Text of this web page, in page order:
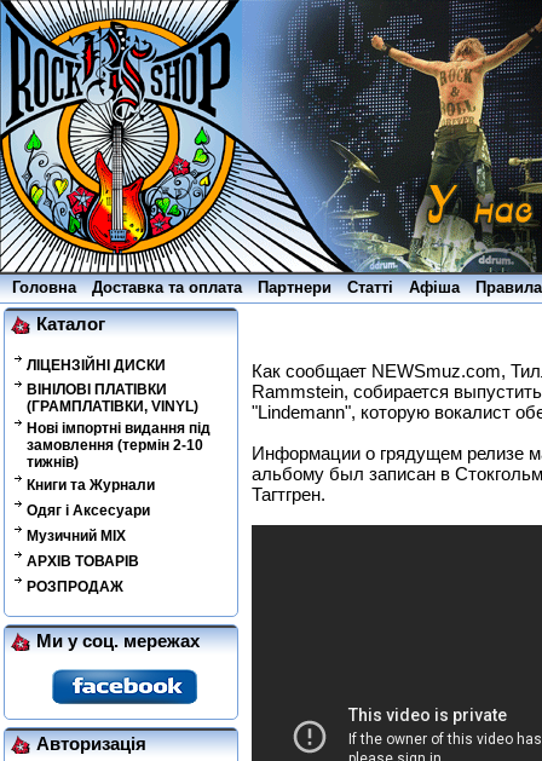
Головна Доставка та оплата Партнери Статті Афіша
Каталог
ЛІЦЕНЗІЙНІ ДИСКИ
ВІНІЛОВІ ПЛАТІВКИ
(ГРАМПЛАТІВКИ, VINYL)
Нові імпортні видання під
замовлення (термін 2-10
тижнів)
Книги та Журнали
Одяг і Аксесуари
Музичний MIX
АРХІВ ТОВАРІВ
РОЗПРОДАЖ
Ми у соц. мережах
Авторизація
Как сообщает NEWSmuz.com,
Rammstein, собирается
"Lindemann", которую вокалист
Информации о грядущем релизе
альбому был записан в
Тагтгрен.